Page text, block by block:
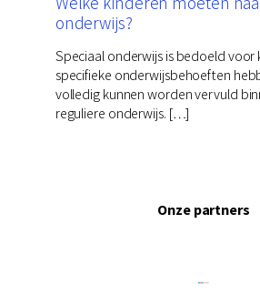
onderwijs?
Speciaal onderwijs is bedoeld voor
specifieke onderwijsbehoeften
volledig kunnen worden vervuld
reguliere onderwijs. […]
Onze partners